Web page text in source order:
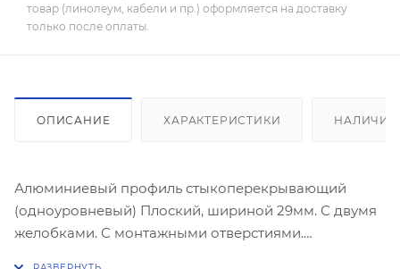
товар (линолеум, кабели и пр.) оформляется на доставку
только после оплаты.
ОПИСАНИЕ ХАРАКТЕРИСТИКИ НАЛИЧИЕ
Алюминиевый профиль стыкоперекрывающий
(одноуровневый) Плоский, шириной 29мм. С двумя
желобками. С монтажными отверстиями.